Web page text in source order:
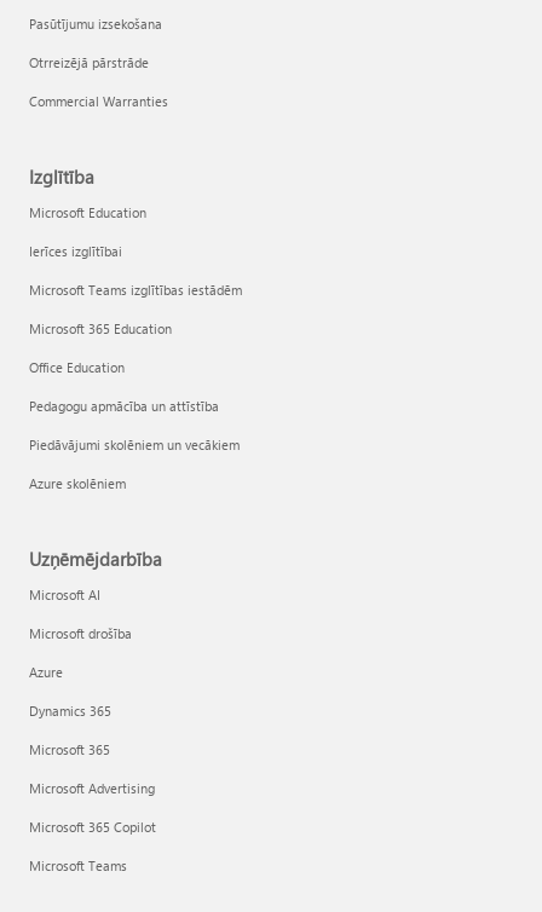
Pasūtījumu izsekošana
Otrreizējā pārstrāde
Commercial Warranties
Izglītība
Microsoft Education
Ierīces izglītībai
Microsoft Teams izglītības iestādēm
Microsoft 365 Education
Office Education
Pedagogu apmācība un attīstība
Piedāvājumi skolēniem un vecākiem
Azure skolēniem
Uzņēmējdarbība
Microsoft AI
Microsoft drošība
Azure
Dynamics 365
Microsoft 365
Microsoft Advertising
Microsoft 365 Copilot
Microsoft Teams